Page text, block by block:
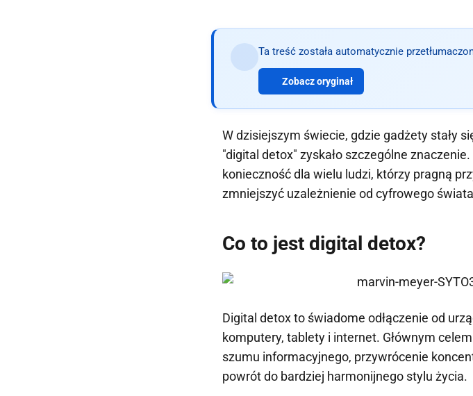
Ta treść została automatycznie
Zobacz oryginał
W dzisiejszym świecie, gdzie gadżety stały
"digital detox" zyskało szczególne
konieczność dla wielu ludzi, którzy pragną
zmniejszyć uzależnienie od cyfrowego
Co to jest digital detox?
Digital detox to świadome odłączenie od
komputery, tablety i internet. Głównym
szumu informacyjnego, przywrócenie
powrót do bardziej harmonijnego stylu życia.